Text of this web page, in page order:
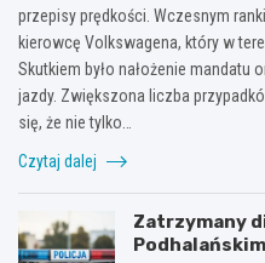
przepisy prędkości. Wczesnym
kierowcę Volkswagena, który w
Skutkiem było nałożenie mandatu
jazdy. Zwiększona liczba
się, że nie tylko…
Czytaj dalej
Zatrzymany
Podhalańskim